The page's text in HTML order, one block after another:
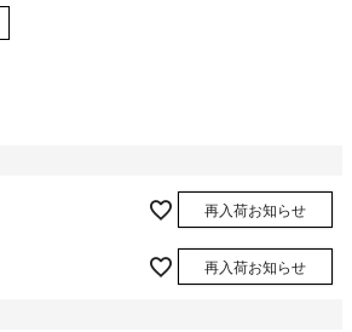
再入荷お知らせ
再入荷お知らせ